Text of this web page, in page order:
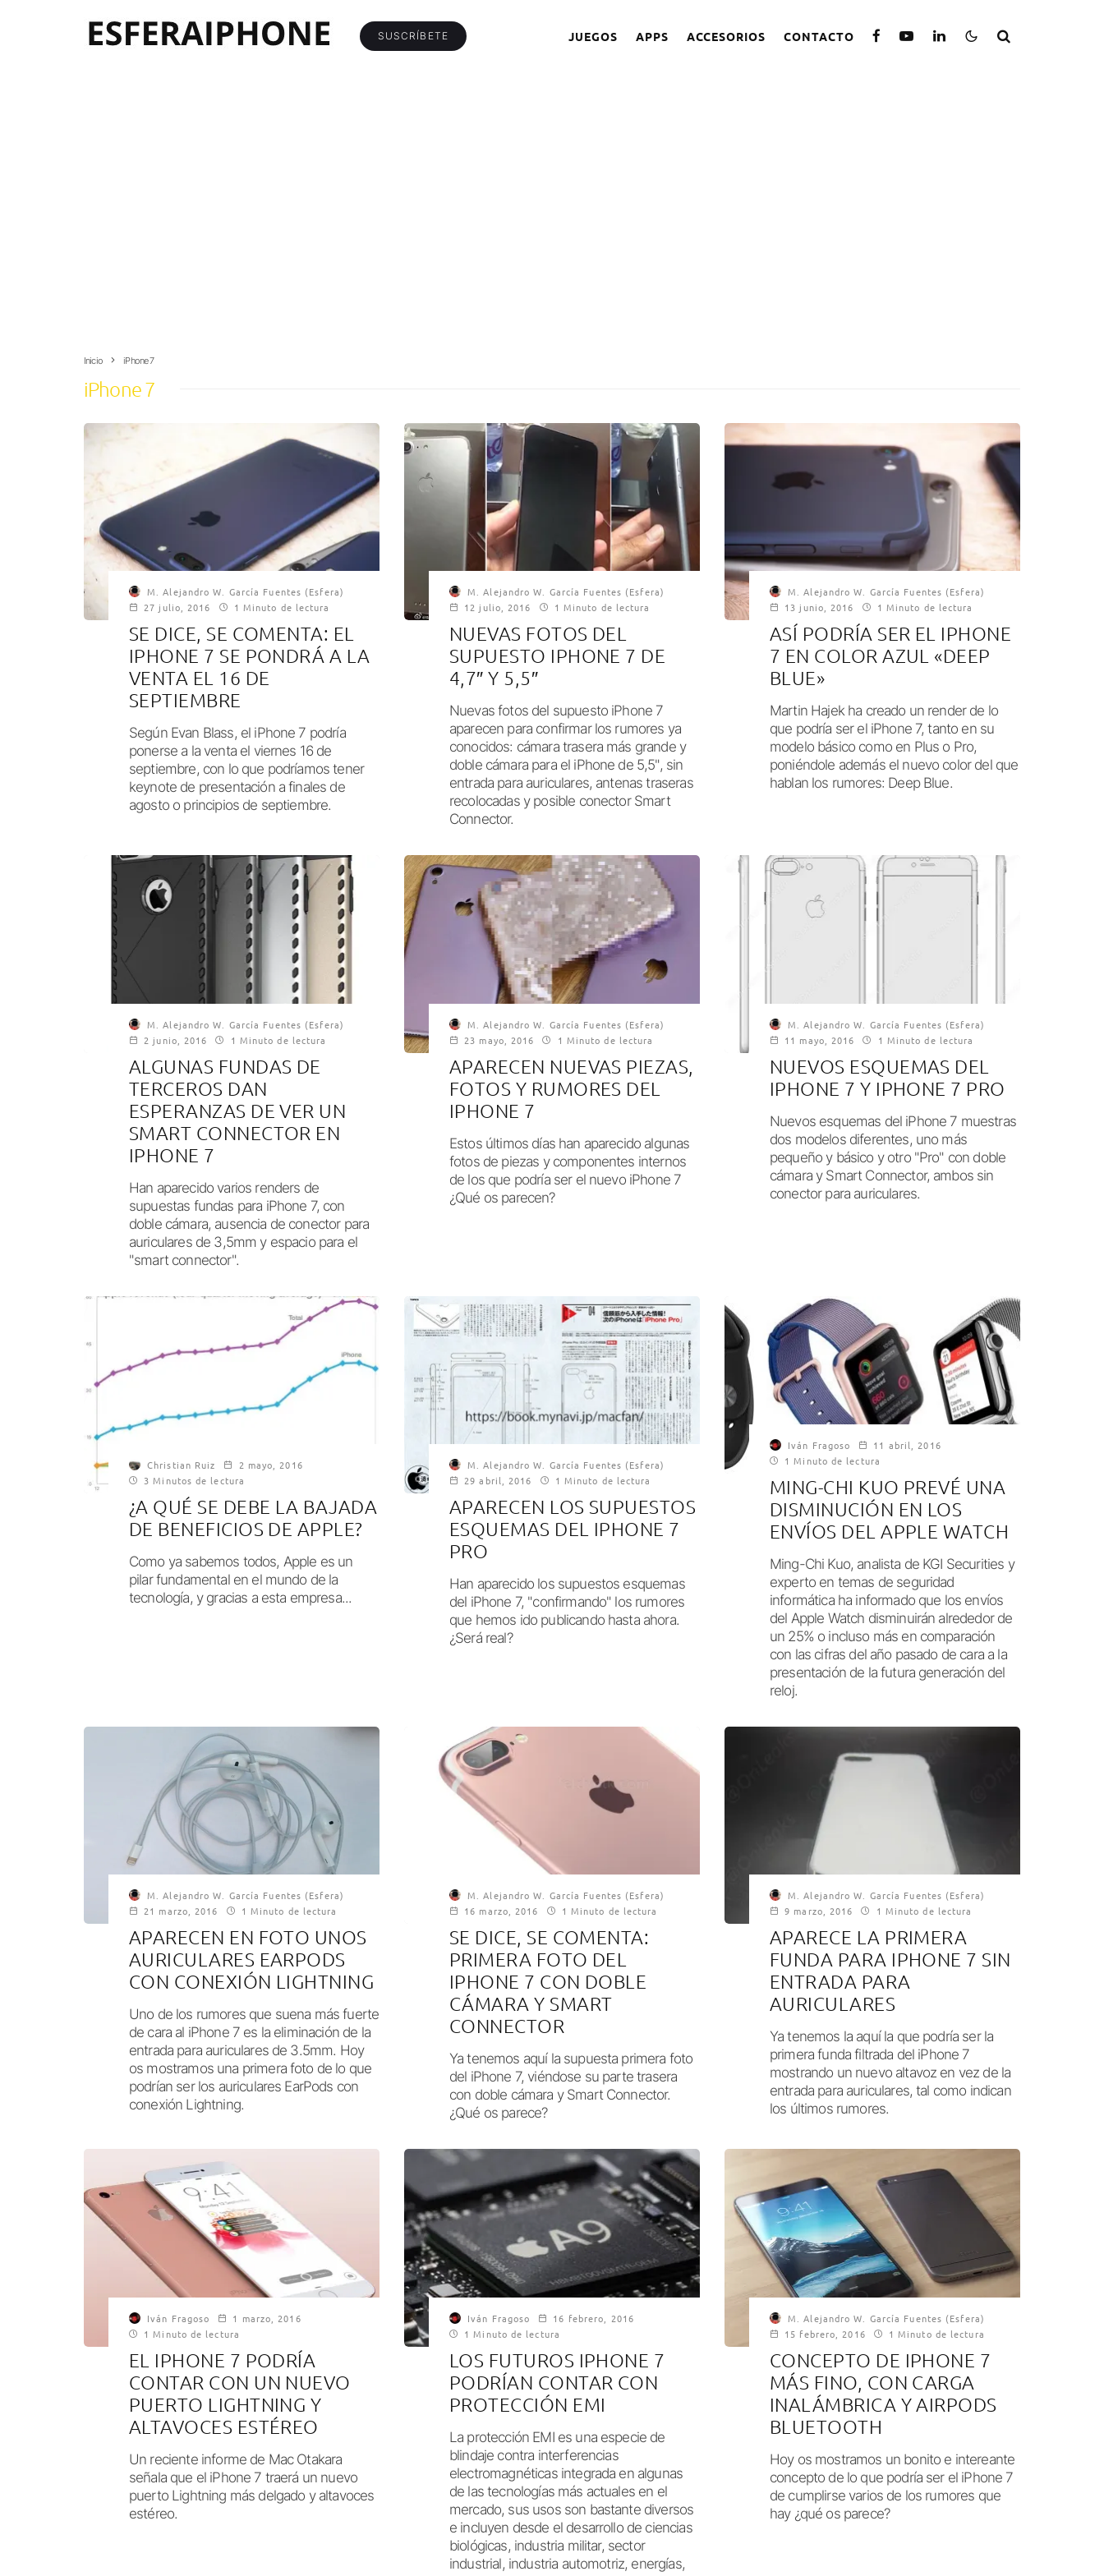
SUSCRÍBETE JUEGOS APPS ACCESORIOS CONTACTO
Inicio iPhone 7
iPhone 7
M. Alejandro W. García Fuentes (Esfera)
27 julio, 2016
1 Minuto de lectura
SE DICE, SE COMENTA: EL
IPHONE 7 SE PONDRÁ A LA
VENTA EL 16 DE
SEPTIEMBRE
Según Evan Blass, el iPhone 7 podría
ponerse a la venta el viernes 16 de
septiembre, con lo que podríamos tener
keynote de presentación a finales de
agosto o principios de septiembre.
M. Alejandro W. García Fuentes (Esfera)
12 julio, 2016
1 Minuto de lectura
NUEVAS FOTOS DEL
SUPUESTO IPHONE 7 DE
4,7″ Y 5,5″
Nuevas fotos del supuesto iPhone 7
aparecen para confirmar los rumores ya
conocidos: cámara trasera más grande y
doble cámara para el iPhone de 5,5", sin
entrada para auriculares, antenas traseras
recolocadas y posible conector Smart
Connector.
M. Alejandro W. García Fuentes (Esfera)
13 junio, 2016
1 Minuto de lectura
ASÍ PODRÍA SER EL IPHONE
7 EN COLOR AZUL «DEEP
BLUE»
Martin Hajek ha creado un render de lo
que podría ser el iPhone 7, tanto en su
modelo básico como en Plus o Pro,
poniéndole además el nuevo color del que
hablan los rumores: Deep Blue.
M. Alejandro W. García Fuentes (Esfera)
2 junio, 2016
1 Minuto de lectura
ALGUNAS FUNDAS DE
TERCEROS DAN
ESPERANZAS DE VER UN
SMART CONNECTOR EN
IPHONE 7
Han aparecido varios renders de
supuestas fundas para iPhone 7, con
doble cámara, ausencia de conector para
auriculares de 3,5mm y espacio para el
"smart connector".
M. Alejandro W. García Fuentes (Esfera)
23 mayo, 2016
1 Minuto de lectura
APARECEN NUEVAS PIEZAS,
FOTOS Y RUMORES DEL
IPHONE 7
Estos últimos días han aparecido algunas
fotos de piezas y componentes internos
de los que podría ser el nuevo iPhone 7
¿Qué os parecen?
M. Alejandro W. García Fuentes (Esfera)
11 mayo, 2016
1 Minuto de lectura
NUEVOS ESQUEMAS DEL
IPHONE 7 Y IPHONE 7 PRO
Nuevos esquemas del iPhone 7 muestras
dos modelos diferentes, uno más
pequeño y básico y otro "Pro" con doble
cámara y Smart Connector, ambos sin
conector para auriculares.
Christian Ruiz
2 mayo, 2016
3 Minutos de lectura
¿A QUÉ SE DEBE LA BAJADA
DE BENEFICIOS DE APPLE?
Como ya sabemos todos, Apple es un
pilar fundamental en el mundo de la
tecnología, y gracias a esta empresa...
M. Alejandro W. García Fuentes (Esfera)
29 abril, 2016
1 Minuto de lectura
APARECEN LOS SUPUESTOS
ESQUEMAS DEL IPHONE 7
PRO
Han aparecido los supuestos esquemas
del iPhone 7, "confirmando" los rumores
que hemos ido publicando hasta ahora.
¿Será real?
Iván Fragoso
11 abril, 2016
1 Minuto de lectura
MING-CHI KUO PREVÉ UNA
DISMINUCIÓN EN LOS
ENVÍOS DEL APPLE WATCH
Ming-Chi Kuo, analista de KGI Securities y
experto en temas de seguridad
informática ha informado que los envíos
del Apple Watch disminuirán alrededor de
un 25% o incluso más en comparación
con las cifras del año pasado de cara a la
presentación de la futura generación del
reloj.
M. Alejandro W. García Fuentes (Esfera)
21 marzo, 2016
1 Minuto de lectura
APARECEN EN FOTO UNOS
AURICULARES EARPODS
CON CONEXIÓN LIGHTNING
Uno de los rumores que suena más fuerte
de cara al iPhone 7 es la eliminación de la
entrada para auriculares de 3.5mm. Hoy
os mostramos una primera foto de lo que
podrían ser los auriculares EarPods con
conexión Lightning.
M. Alejandro W. García Fuentes (Esfera)
16 marzo, 2016
1 Minuto de lectura
SE DICE, SE COMENTA:
PRIMERA FOTO DEL
IPHONE 7 CON DOBLE
CÁMARA Y SMART
CONNECTOR
Ya tenemos aquí la supuesta primera foto
del iPhone 7, viéndose su parte trasera
con doble cámara y Smart Connector.
¿Qué os parece?
M. Alejandro W. García Fuentes (Esfera)
9 marzo, 2016
1 Minuto de lectura
APARECE LA PRIMERA
FUNDA PARA IPHONE 7 SIN
ENTRADA PARA
AURICULARES
Ya tenemos la aquí la que podría ser la
primera funda filtrada del iPhone 7
mostrando un nuevo altavoz en vez de la
entrada para auriculares, tal como indican
los últimos rumores.
Iván Fragoso
1 marzo, 2016
1 Minuto de lectura
EL IPHONE 7 PODRÍA
CONTAR CON UN NUEVO
PUERTO LIGHTNING Y
ALTAVOCES ESTÉREO
Un reciente informe de Mac Otakara
señala que el iPhone 7 traerá un nuevo
puerto Lightning más delgado y altavoces
estéreo.
Iván Fragoso
16 febrero, 2016
1 Minuto de lectura
LOS FUTUROS IPHONE 7
PODRÍAN CONTAR CON
PROTECCIÓN EMI
La protección EMI es una especie de
blindaje contra interferencias
electromagnéticas integrada en algunas
de las tecnologías más actuales en el
mercado, sus usos son bastante diversos
e incluyen desde el desarrollo de ciencias
biológicas, industria militar, sector
industrial, industria automotriz, energías,
M. Alejandro W. García Fuentes (Esfera)
15 febrero, 2016
1 Minuto de lectura
CONCEPTO DE IPHONE 7
MÁS FINO, CON CARGA
INALÁMBRICA Y AIRPODS
BLUETOOTH
Hoy os mostramos un bonito e intereante
concepto de lo que podría ser el iPhone 7
de cumplirse varios de los rumores que
hay ¿qué os parece?